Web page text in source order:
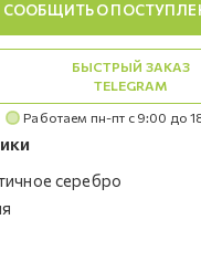
СООБЩИТЬ О
БЫСТРЫЙ ЗАКАЗ
TELEGRAM
Работаем пн-пт с 9:00 до
серебро